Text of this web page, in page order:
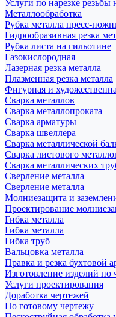
Услуги по нарезке резьбы
Металлообработка
Рубка металла пресс-
Гидрообразивная резка
Рубка листа на гильотине
Газокислородная
Лазерная резка металла
Плазменная резка металла
Фигурная и
Сварка металлов
Сварка металлопроката
Сварка арматуры
Сварка швеллера
Сварка металлической
Сварка листового
Сварка металлических
Сверление металла
Сверление металла
Молниезащита и
Проектирование
Гибка металла
Гибка металла
Гибка труб
Вальцовка металла
Правка и резка бухтовой
Изготовление изделий по
Услуги проектирования
Доработка чертежей
По готовому чертежу